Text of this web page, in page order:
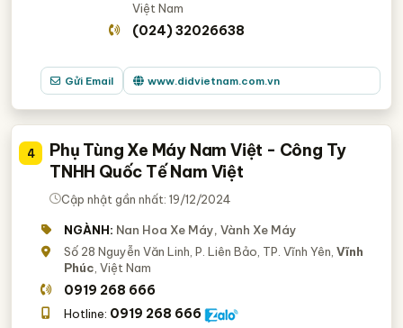
Việt Nam
(024) 32026638
Gửi Email www.didvietnam.com.vn
4
Phụ Tùng Xe Máy Nam Việt - Công Ty
TNHH Quốc Tế Nam Việt
Cập nhật gần nhất: 19/12/2024
NGÀNH: Nan Hoa Xe Máy, Vành Xe Máy
Số 28 Nguyễn Văn Linh, P. Liên Bảo, TP. Vĩnh Yên,Vĩnh
Phúc , Việt Nam
0919 268 666
Hotline: 0919 268 666